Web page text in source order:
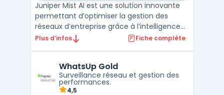
Juniper Mist AI est une solution innovante
permettant d’optimiser la gestion des
réseaux d’entreprise grâce à l’intelligence
artificielle. Conçu pour automatiser les
gestion cloud native pour assurer une
visibilité et un contrô ...
Plus d’infos Fiche complète
WhatsUp Gold
Surveillance réseau et gestion des
performances.
4,5